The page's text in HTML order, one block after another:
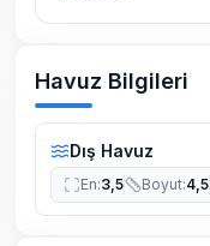
Havuz Bilgileri
Dış Havuz
En:3,5 Boyut:4,5